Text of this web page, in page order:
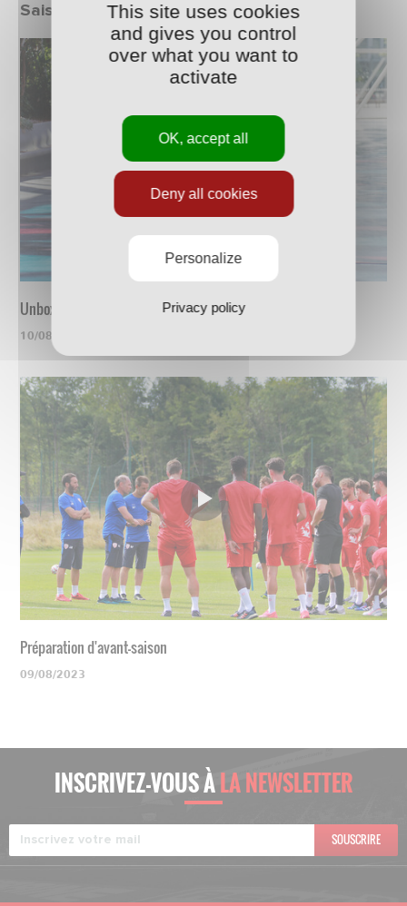
Saison 2023/2024
Unboxing du nouveau maillot
10/08/2023
Préparation d'avant-saison
09/08/2023
INSCRIVEZ-VOUS ÀLA NEWSLETTER
SOUSCRIRE
This site uses cookies
and gives you control
over what you want to
activate
OK, accept all
Deny all cookies
Personalize
Privacy policy